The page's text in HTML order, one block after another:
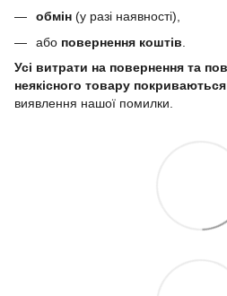
обмін (у разі наявності),
або повернення коштів
Усі витрати на повернення та
неякісного товару
виявлення нашої помилки.